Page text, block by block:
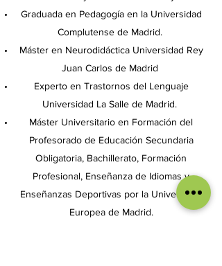
Graduada en Pedagogía en la Universidad
Complutense de Madrid.
Máster en Neurodidáctica Universidad Rey
Juan Carlos de Madrid
Experto en Trastornos del Lenguaje
Universidad La Salle de Madrid.
Máster Universitario en Formación del
Profesorado de Educación Secundaria
Obligatoria, Bachillerato, Formación
Profesional, Enseñanza de Idiomas y
Enseñanzas Deportivas por la Universidad
Europea de Madrid.